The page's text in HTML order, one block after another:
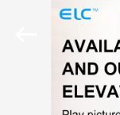
MAISON